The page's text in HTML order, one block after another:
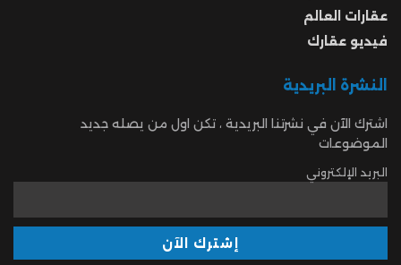
عقارات العالم
فيديو عقارك
النشرة البريدية
اشترك الآن في نشرتنا البريدية ، تكن اول من يصله جديد
الموضوعات
البريد الإلكتروني